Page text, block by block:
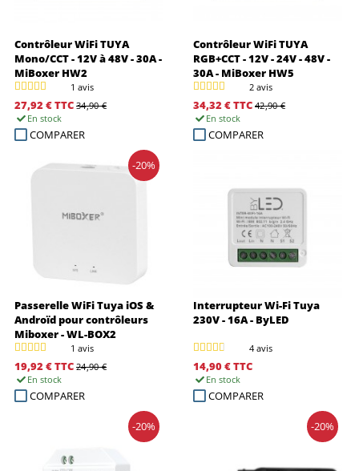
Contrôleur WiFi TUYA
Mono/CCT - 12V à 48V - 30A -
MiBoxer HW2
1 avis
27,92 €TTC 34,90 €
En stock
COMPARER
Contrôleur WiFi TUYA
RGB+CCT - 12V - 24V - 48V -
30A - MiBoxer HW5
2 avis
34,32 €TTC 42,90 €
En stock
COMPARER
Passerelle WiFi Tuya iOS &
Androïd pour contrôleurs
Miboxer - WL-BOX2
1 avis
-20%
19,92 €TTC 24,90 €
En stock
COMPARER
Interrupteur Wi-Fi Tuya
230V - 16A - ByLED
4 avis
14,90 €TTC
En stock
COMPARER
-20% -20%